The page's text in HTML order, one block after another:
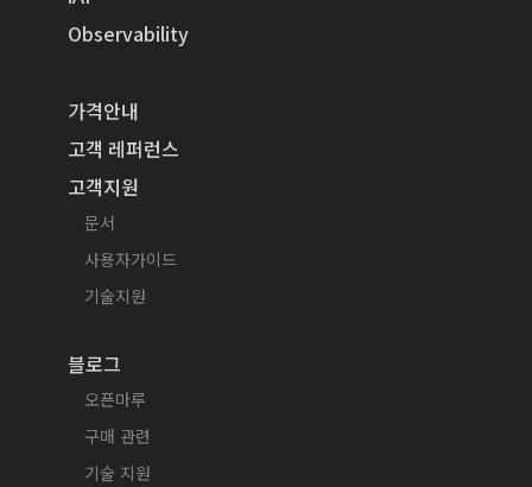
Observability
가격안내
고객 레퍼런스
고객지원
문서
사용자가이드
기술지원
블로그
오픈마루
구매 관련
기술 지원